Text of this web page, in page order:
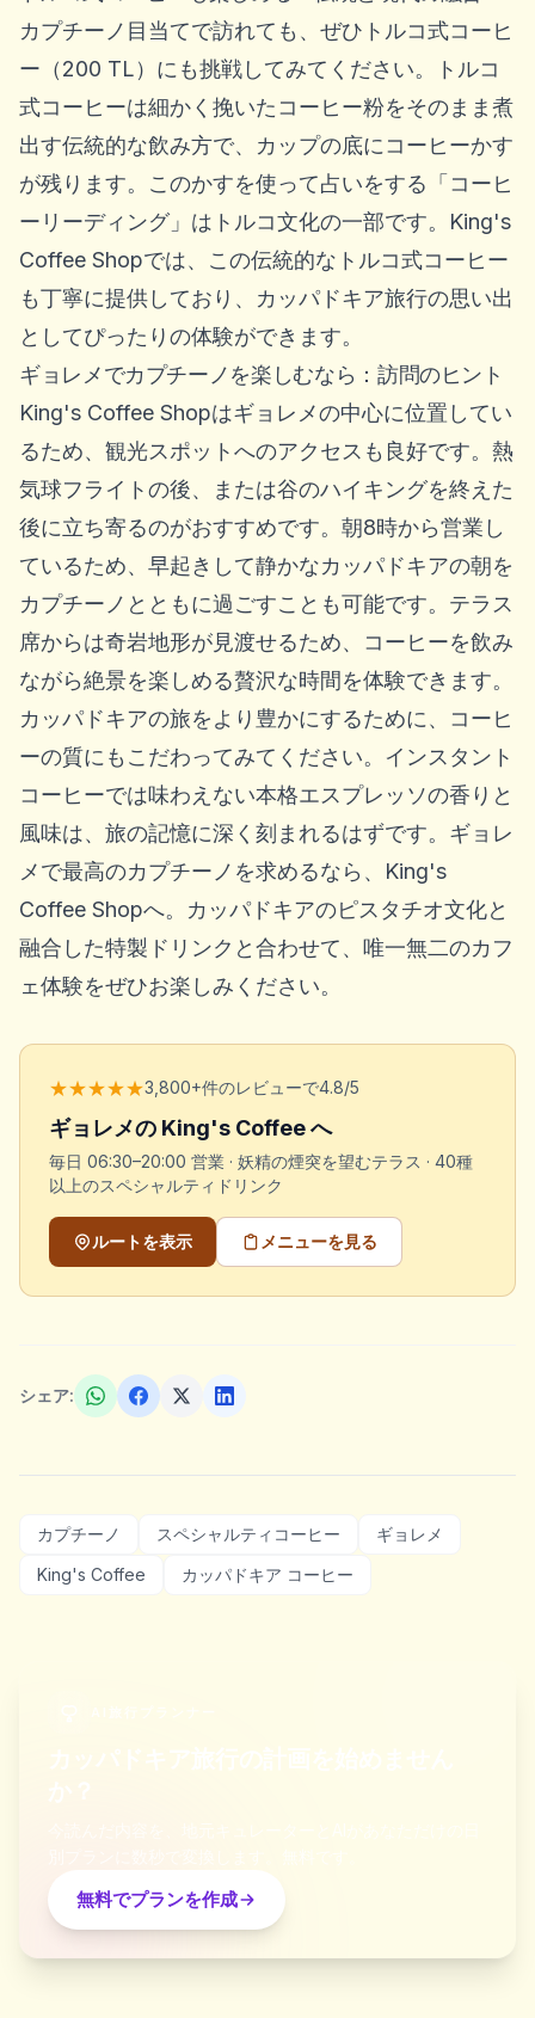
カプチーノ目当てで訪れても、ぜひトルコ式コーヒ
ー（200 TL）にも挑戦してみてください。トルコ
式コーヒーは細かく挽いたコーヒー粉をそのまま煮
出す伝統的な飲み方で、カップの底にコーヒーかす
が残ります。このかすを使って占いをする「コーヒ
ーリーディング」はトルコ文化の一部です。King's
Coffee Shopでは、この伝統的なトルコ式コーヒー
も丁寧に提供しており、カッパドキア旅行の思い出
としてぴったりの体験ができます。
ギョレメでカプチーノを楽しむなら：訪問のヒント
King's Coffee Shopはギョレメの中心に位置してい
るため、観光スポットへのアクセスも良好です。熱
気球フライトの後、または谷のハイキングを終えた
後に立ち寄るのがおすすめです。朝8時から営業し
ているため、早起きして静かなカッパドキアの朝を
カプチーノとともに過ごすことも可能です。テラス
席からは奇岩地形が見渡せるため、コーヒーを飲み
ながら絶景を楽しめる贅沢な時間を体験できます。
カッパドキアの旅をより豊かにするために、コーヒ
ーの質にもこだわってみてください。インスタント
コーヒーでは味わえない本格エスプレッソの香りと
風味は、旅の記憶に深く刻まれるはずです。ギョレ
メで最高のカプチーノを求めるなら、King's
Coffee Shopへ。カッパドキアのピスタチオ文化と
融合した特製ドリンクと合わせて、唯一無二のカフ
ェ体験をぜひお楽しみください。
★★★★★3,800+件のレビューで4.8/5
ギョレメの King's Coffee へ
毎日 06:30–20:00 営業 · 妖精の煙突を望むテラス · 40種
以上のスペシャルティドリンク
ルートを表示 メニューを見る
シェア:
カプチーノ スペシャルティコーヒー
ギョレメ
King's Coffee
カッパドキア コーヒー
無料でプランを作成